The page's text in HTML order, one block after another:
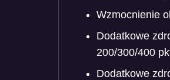
Wzmocnienie
Dodatkowe
200/300/400
Dodatkowe